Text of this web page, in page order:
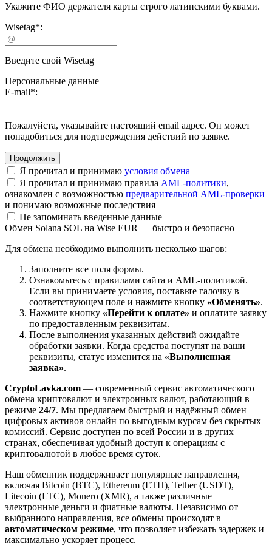
Укажите ФИО держателя карты строго латинскими буквами.
Wisetag*:
Введите свой Wisetag
Персональные данные
E-mail*:
Пожалуйста, указывайте настоящий email адрес. Он может
понадобиться для подтверждения действий по заявке.
Я прочитал и принимаю условия обмена
Я прочитал и принимаю правила AML-политики,
ознакомлен с возможностью предварительной AML-проверки
и понимаю возможные последствия
Не запоминать введенные данные
Обмен Solana SOL на Wise EUR — быстро и безопасно
Для обмена необходимо выполнить несколько шагов:
Заполните все поля формы.
Ознакомьтесь с правилами сайта и AML-политикой.
Если вы принимаете условия, поставьте галочку в
соответствующем поле и нажмите кнопку «Обменять».
Нажмите кнопку «Перейти к оплате» и оплатите заявку
по предоставленным реквизитам.
После выполнения указанных действий ожидайте
обработки заявки. Когда средства поступят на ваши
реквизиты, статус изменится на «Выполненная
заявка».
CryptoLavka.com — современный сервис автоматического
обмена криптовалют и электронных валют, работающий в
режиме 24/7. Мы предлагаем быстрый и надёжный обмен
цифровых активов онлайн по выгодным курсам без скрытых
комиссий. Сервис доступен по всей России и в других
странах, обеспечивая удобный доступ к операциям с
криптовалютой в любое время суток.
Наш обменник поддерживает популярные направления,
включая Bitcoin (BTC), Ethereum (ETH), Tether (USDT),
Litecoin (LTC), Monero (XMR), а также различные
электронные деньги и фиатные валюты. Независимо от
выбранного направления, все обмены происходят в
автоматическом режиме, что позволяет избежать задержек и
максимально ускоряет процесс.